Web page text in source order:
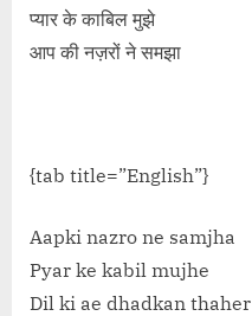
प्यार के काबिल मुझे
आप की नज़रों ने समझा
{tab title=”English”}
Aapki nazro ne samjha
Pyar ke kabil mujhe
Dil ki ae dhadkan thaher